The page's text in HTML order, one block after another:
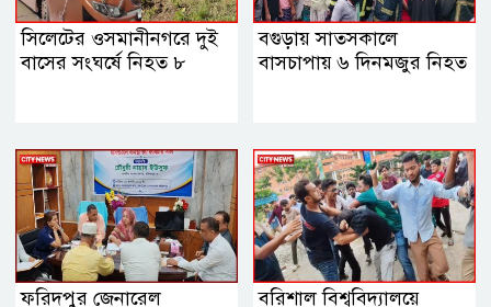
সিলেটের ওসমানীনগরে দুই
বাসের সংঘর্ষে নিহত ৮
বগুড়ায় সাতসকালে
বাসচাপায় ৬ দিনমজুর নিহত
ফরিদপুর জেনারেল
বরিশাল বিশ্ববিদ্যালয়ে